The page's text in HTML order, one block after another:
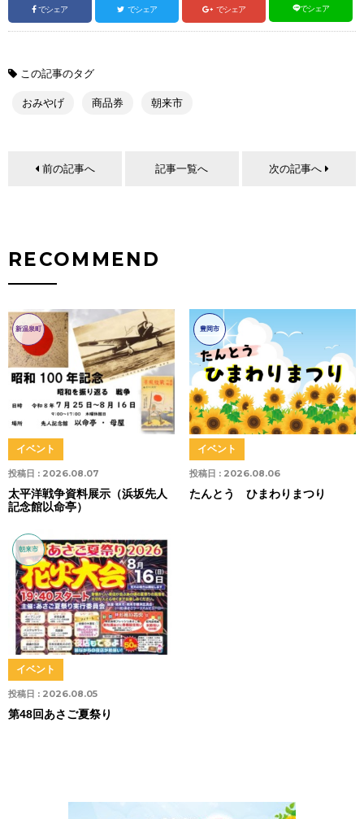
でシェア でシェア でシェア でシェア
この記事のタグ
おみやげ 商品券 朝来市
前の記事へ 記事一覧へ 次の記事へ
RECOMMEND
新温泉町
投稿日 : 2026.08.07
イベント
太平洋戦争資料展示（浜坂先人
記念館以命亭）
豊岡市
投稿日 : 2026.08.06
イベント
たんとう ひまわりまつり
朝来市
投稿日 : 2026.08.05
イベント
第48回あさご夏祭り